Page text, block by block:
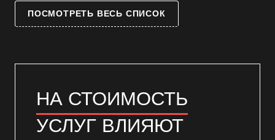
ПОСМОТРЕТЬ ВЕСЬ СПИСОК
НА СТОИМОСТЬ
УСЛУГ ВЛИЯЮТ